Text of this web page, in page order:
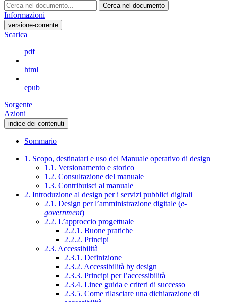
Cerca nel documento
Informazioni
versione-corrente
Scarica
pdf
html
epub
Sorgente
Azioni
indice dei contenuti
Sommario
1. Scopo, destinatari e uso del Manuale operativo di design
1.1. Versionamento e storico
1.2. Consultazione del manuale
1.3. Contribuisci al manuale
2. Introduzione al design per i servizi pubblici digitali
2.1. Design per l’amministrazione digitale (e-
government)
2.2. L’approccio progettuale
2.2.1. Buone pratiche
2.2.2. Principi
2.3. Accessibilità
2.3.1. Definizione
2.3.2. Accessibilità by design
2.3.3. Principi per l’accessibilità
2.3.4. Linee guida e criteri di successo
2.3.5. Come rilasciare una dichiarazione di